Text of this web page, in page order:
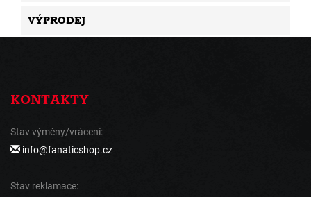
VÝPRODEJ
KONTAKTY
Stav výměny/vrácení:
info@fanaticshop.cz
Stav reklamace: